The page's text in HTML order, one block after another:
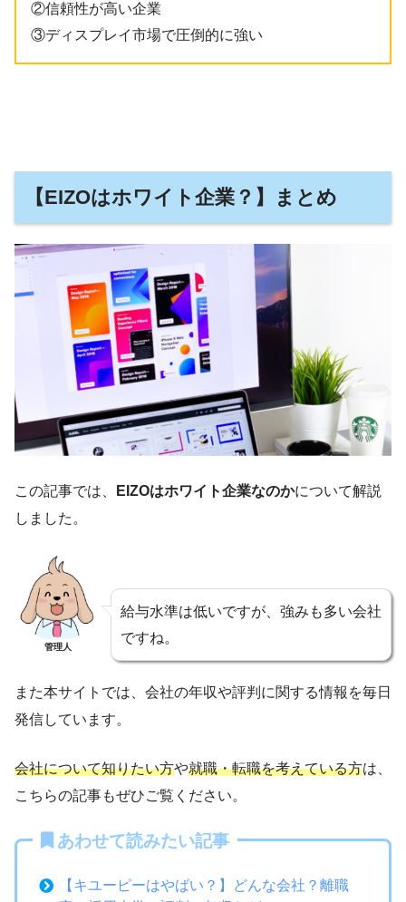
②信頼性が高い企業
③ディスプレイ市場で圧倒的に強い
【EIZOはホワイト企業？】まとめ
この記事では、 EIZOはホワイト企業なのかについて解説
しました。
管理人
給与水準は低いですが、強みも多い会社
ですね。
また本サイトでは、会社の年収や評判に関する情報を毎日
発信しています。
会社について知りたい方や就職・転職を考えている方は、
こちらの記事もぜひご覧ください。
あわせて読みたい記事
【キユーピーはやばい？】どんな会社？離職